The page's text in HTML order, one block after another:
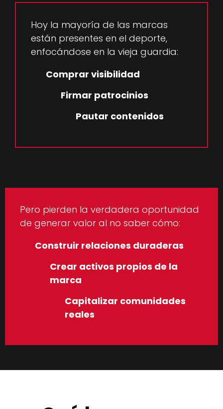
Hoy la mayoría de las marcas
están presentes en el deporte,
enfocándose en la vieja guardia:
Comprar visibilidad
Firmar patrocinios
Pautar contenidos
Pero pierden la verdadera oportunidad
de generar valor al no saber cómo:
Construir relaciones duraderas
Crear activos propios de la
marca
Capitalizar comunidades
reales